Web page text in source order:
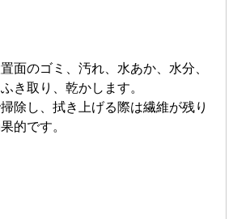
面のゴミ、汚れ、水あか、水分、
き取り、乾かします。
除し、拭き上げる際は繊維が残り
的です。